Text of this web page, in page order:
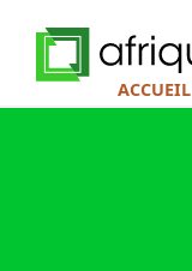
ACCUEIL